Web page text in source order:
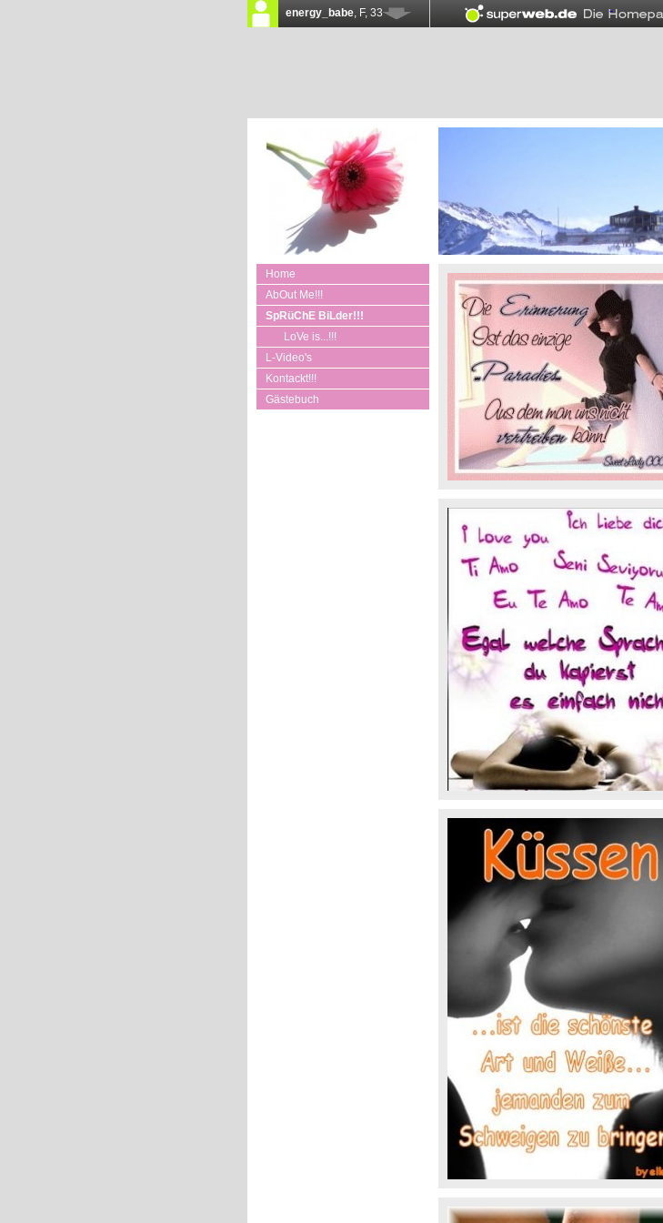
Home
AbOut Me!!!
SpRüChE BiLder!!!
LoVe is...!!!
L-Video's
Kontackt!!!
Gästebuch